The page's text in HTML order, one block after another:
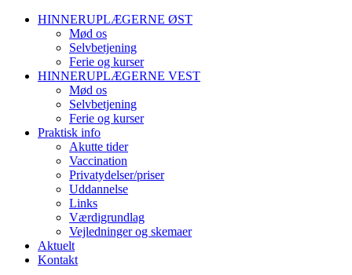
HINNERUPLÆGERNE ØST
Mød os
Selvbetjening
Ferie og kurser
HINNERUPLÆGERNE VEST
Mød os
Selvbetjening
Ferie og kurser
Praktisk info
Akutte tider
Vaccination
Privatydelser/priser
Uddannelse
Links
Værdigrundlag
Vejledninger og skemaer
Aktuelt
Kontakt